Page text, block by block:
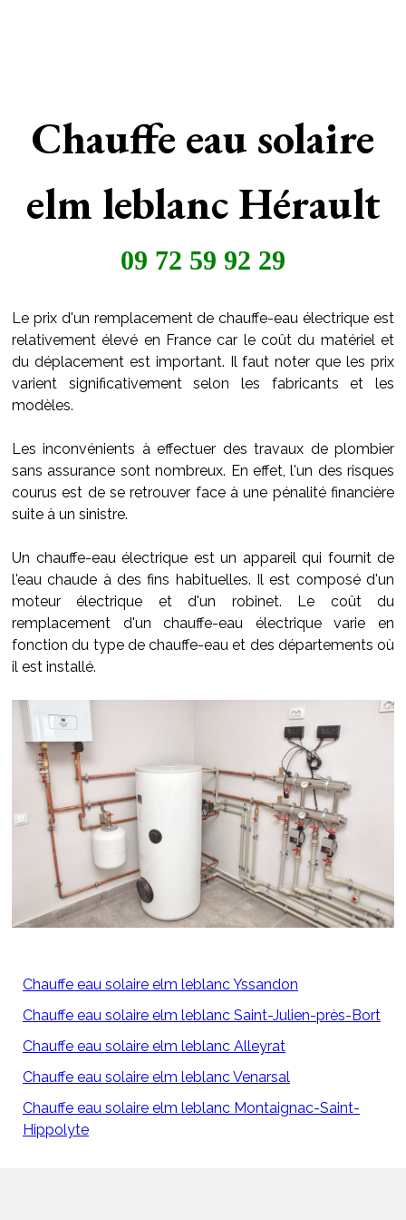
Chauffe eau solaire
elm leblanc Hérault
09 72 59 92 29
Le prix d'un remplacement de chauffe-eau électrique est
relativement élevé en France car le coût du matériel et
du déplacement est important. Il faut noter que les prix
varient significativement selon les fabricants et les
modèles.
Les inconvénients à effectuer des travaux de plombier
sans assurance sont nombreux. En effet, l'un des risques
courus est de se retrouver face à une pénalité financière
suite à un sinistre.
Un chauffe-eau électrique est un appareil qui fournit de
l'eau chaude à des fins habituelles. Il est composé d'un
moteur électrique et d'un robinet. Le coût du
remplacement d'un chauffe-eau électrique varie en
fonction du type de chauffe-eau et des départements où
il est installé.
Chauffe eau solaire elm leblanc Yssandon
Chauffe eau solaire elm leblanc Saint-Julien-près-Bort
Chauffe eau solaire elm leblanc Alleyrat
Chauffe eau solaire elm leblanc Venarsal
Chauffe eau solaire elm leblanc Montaignac-Saint-
Hippolyte